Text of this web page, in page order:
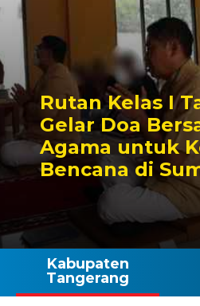
Rutan Kelas I
Gelar Doa
Agama untuk
Bencana di
Kabupaten
Tangerang